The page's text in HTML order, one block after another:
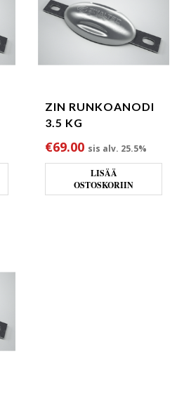
ZIN RUNKOANODI
3.5 KG
€69.00 sis alv. 25.5%
LISÄÄ
OSTOSKORIIN